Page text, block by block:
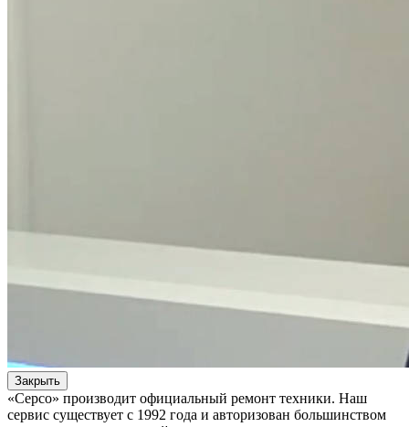
Закрыть
«Серсо» производит официальный ремонт техники. Наш
сервис существует с 1992 года и авторизован большинством